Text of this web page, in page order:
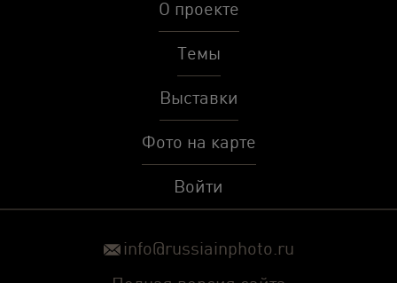
О проекте
Темы
Выставки
Фото на карте
Войти
info@russiainphoto.ru